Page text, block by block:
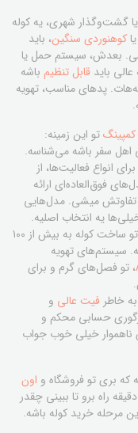
گشت‌وگذار شهری، یه کوله
یاکوهنوردی سنگین، باید
بیشتر باشی. بعدش، سیستم حمل یا
باید قابل تنظیم باشه
پدهای مناسب، تهویه
تو این زمینه:
اهل سفر باشه می‌شناسه.
انواع فعالیت‌ها، از
فوق‌العاده‌ای ارائه
تفاوتش میشی. مدل‌هایی
یه انتخاب اصلیه.
: یه برند آلمانی که سابقه‌اش تو ساخت کوله به بیش از ۱۰۰
سیستم‌های تهویه
، تو فصل‌های گرم و برای
خاطر فیت عالی و
حسابی محکم و
ناهموار خیلی خوب جواب
که بری تو فروشگاه و اون
راه برو تا ببینی چقدر
مرحله خرید کوله باشه.